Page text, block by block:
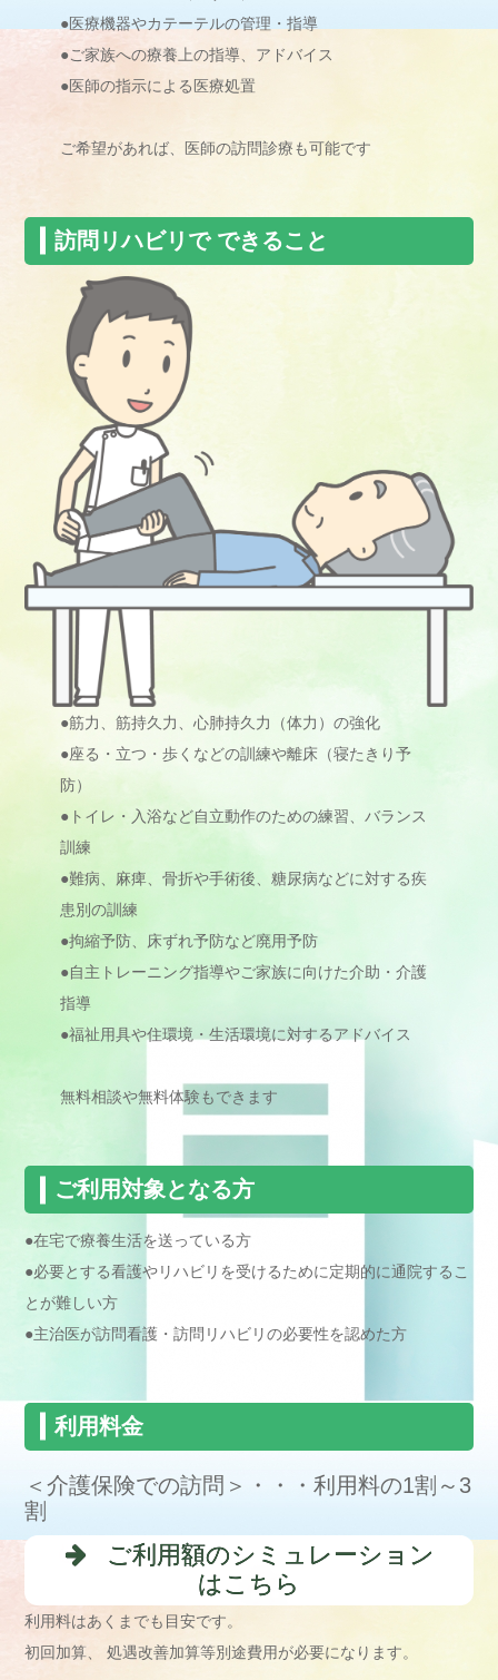
●医療機器やカテーテルの管理・指導
●ご家族への療養上の指導、アドバイス
●医師の指示による医療処置
ご希望があれば、医師の訪問診療も可能です
訪問リハビリで できること
●筋力、筋持久力、心肺持久力（体力）の強化
●座る・立つ・歩くなどの訓練や離床（寝たきり予
防）
●トイレ・入浴など自立動作のための練習、バランス
訓練
●難病、麻痺、骨折や手術後、糖尿病などに対する疾
患別の訓練
●拘縮予防、床ずれ予防など廃用予防
●自主トレーニング指導やご家族に向けた介助・介護
指導
●福祉用具や住環境・生活環境に対するアドバイス
無料相談や無料体験もできます
ご利用対象となる方
●在宅で療養生活を送っている方
●必要とする看護やリハビリを受けるために定期的に通院するこ
とが難しい方
●主治医が訪問看護・訪問リハビリの必要性を認めた方
利用料金
＜介護保険での訪問＞・・・利用料の1割～3
割
ご利用額のシミュレーション
はこちら
利用料はあくまでも目安です。
初回加算、 処遇改善加算等別途費用が必要になります。